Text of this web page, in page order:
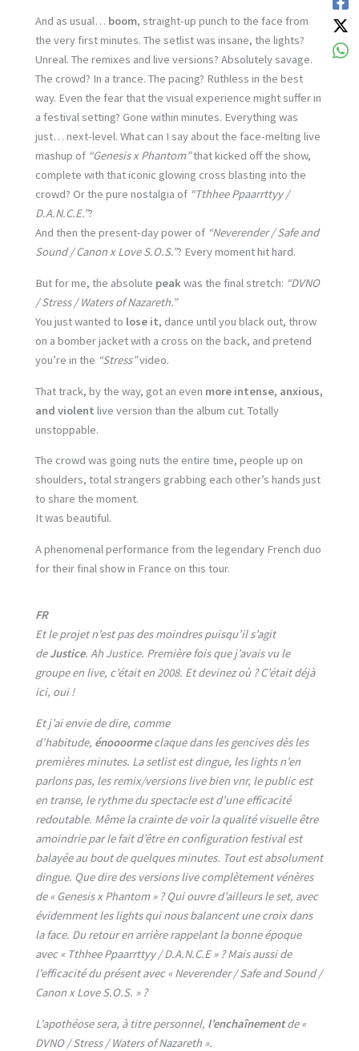
And as usual… boom, straight-up punch to the face from
the very first minutes. The setlist was insane, the lights?
Unreal. The remixes and live versions? Absolutely savage.
The crowd? In a trance. The pacing? Ruthless in the best
way. Even the fear that the visual experience might suffer in
a festival setting? Gone within minutes. Everything was
just… next-level. What can I say about the face-melting live
mashup of “Genesis x Phantom”that kicked off the show,
complete with that iconic glowing cross blasting into the
crowd? Or the pure nostalgia of “Tthhee Ppaarrttyy /
D.A.N.C.E.”?
And then the present-day power of “Neverender / Safe and
Sound / Canon x Love S.O.S.”? Every moment hit hard.
But for me, the absolute peakwas the final stretch: “DVNO
/ Stress / Waters of Nazareth.”
You just wanted to lose it, dance until you black out, throw
on a bomber jacket with a cross on the back, and pretend
you’re in the “Stress”video.
That track, by the way, got an even more intense, anxious,
and violent live version than the album cut. Totally
unstoppable.
The crowd was going nuts the entire time, people up on
shoulders, total strangers grabbing each other’s hands just
to share the moment.
It was beautiful.
A phenomenal performance from the legendary French duo
for their final show in France on this tour.
FR
Et le projet n’est pas des moindres puisqu’il s’agit
deJustice. Ah Justice. Première fois que j’avais vu le
groupe en live, c’était en 2008. Et devinez où ? C’était déjà
ici, oui !
Et j’ai envie de dire, comme
d’habitude, énoooormeclaque dans les gencives dès les
premières minutes. La setlist est dingue, les lights n’en
parlons pas, les remix/versions live bien vnr, le public est
en transe, le rythme du spectacle est d’une efficacité
redoutable. Même la crainte de voir la qualité visuelle être
amoindrie par le fait d’être en configuration festival est
balayée au bout de quelques minutes. Tout est absolument
dingue. Que dire des versions live complètement vénères
de « Genesis x Phantom » ? Qui ouvre d’ailleurs le set, avec
évidemment les lights qui nous balancent une croix dans
la face. Du retour en arrière rappelant la bonne époque
avec « Tthhee Ppaarrttyy / D.A.N.C.E » ? Mais aussi de
l’efficacité du présent avec « Neverender / Safe and Sound /
Canon x Love S.O.S. » ?
L’apothéose sera, à titre personnel, l’enchaînementde «
DVNO / Stress / Waters of Nazareth ».